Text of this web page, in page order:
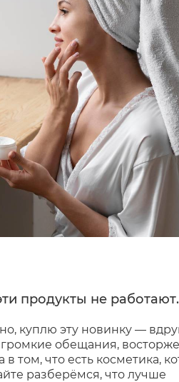
продукты не работают.
куплю эту новинку —
обещания,
том, что есть косметика,
разберёмся, что лучше